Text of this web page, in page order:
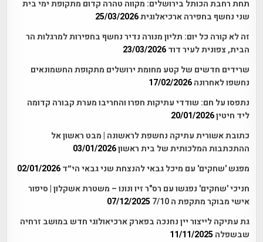
תחת רחבת הכותל בירושלים: מקווה טהרה קדום מתקופת ימי בית
שני נחשף בחפירה ארכיאלוגית25/03/2026
זה לא קורה כל יום: תליון מנורה נדיר נחשף בחפירות למרגלות הר
הבית, צפונית לעיר דוד 23/03/2026
שרידים חדשים של קטע מחומת ירושלים מתקופת החשמונאים
נחשפו לאחרונה 17/02/2026
נתפסו על חם: שודדי עתיקות חפרו והחריבו מערת קבורה קדומה
ליד חיטין20/01/2026
כתובת אשורית עתיקה נחשפת לראשונה | מבט ראשון אל
ההתכתבות המלכותית של בית ראשון03/01/2026
מפגש 'שחקים' עם מיכל גבאי להנצחת שני גבאי הי״ד 02/01/2026
חניכי 'שחקים' נפגשו עם רס"ר זיו ונונו – משטרת אשקלון | סיפור
אישי מבוקר מתקפת ה 7/10
07/12/2025
גת עתיקה לייצור יין נחנכה בפארק ארכיאולוגי חדש במושב זרחיה
שבשפלה 11/11/2025